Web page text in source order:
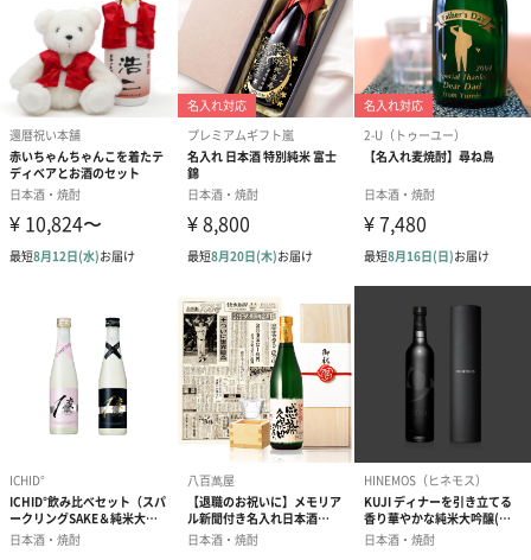
特別な記念日の贈り物にもおすすめです。
商品詳細情報
外装サイズ
幅275mmX縦385mmX高さ140mm
■アレルゲン情報
■原材料
米、米こうじ
■配送方法（常温・冷凍・冷蔵）
■内容量／数量